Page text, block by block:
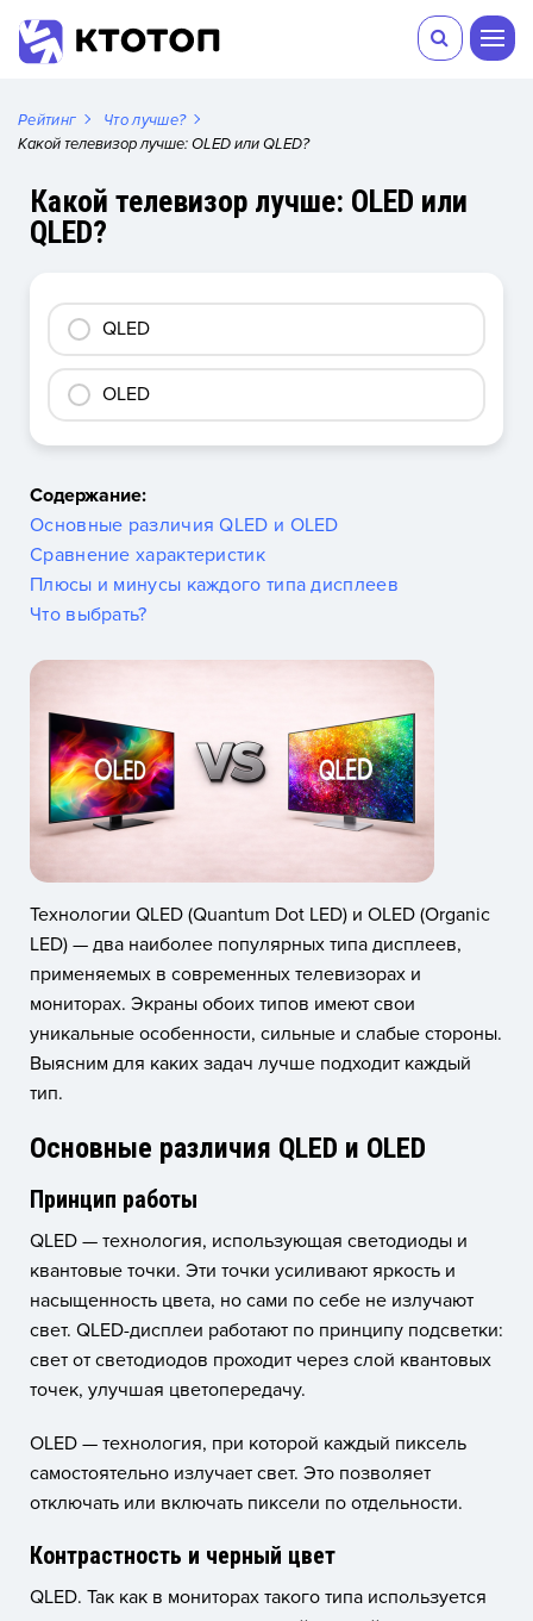
Рейтинг
Что лучше?
Какой телевизор лучше: OLED или QLED?
Какой телевизор лучше: OLED или
QLED?
QLED
OLED
Содержание:
Основные различия QLED и OLED
Сравнение характеристик
Плюсы и минусы каждого типа дисплеев
Что выбрать?
Технологии QLED (Quantum Dot LED) и OLED (Organic
LED) — два наиболее популярных типа дисплеев,
применяемых в современных телевизорах и
мониторах. Экраны обоих типов имеют свои
уникальные особенности, сильные и слабые стороны.
Выясним для каких задач лучше подходит каждый
тип.
Основные различия QLED и OLED
Принцип работы
QLED — технология, использующая светодиоды и
квантовые точки. Эти точки усиливают яркость и
насыщенность цвета, но сами по себе не излучают
свет. QLED-дисплеи работают по принципу подсветки:
свет от светодиодов проходит через слой квантовых
точек, улучшая цветопередачу.
OLED — технология, при которой каждый пиксель
самостоятельно излучает свет. Это позволяет
отключать или включать пиксели по отдельности.
Контрастность и черный цвет
QLED. Так как в мониторах такого типа используется